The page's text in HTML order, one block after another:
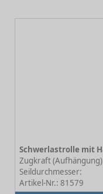
Zugkraft
Seildurchmesser:
Artikel-Nr.: 81579